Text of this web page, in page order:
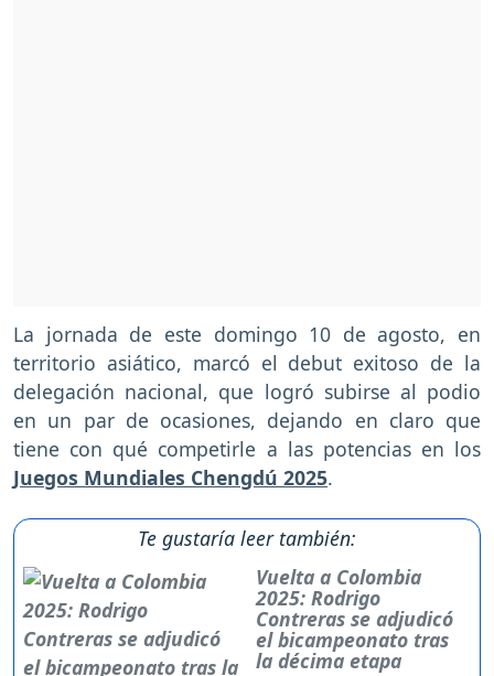
La jornada de este domingo 10 de agosto, en
territorio asiático, marcó el debut exitoso de la
delegación nacional, que logró subirse al podio
en un par de ocasiones, dejando en claro que
tiene con qué competirle a las potencias en los
Juegos Mundiales Chengdú 2025.
Te gustaría leer también:
Vuelta a Colombia
2025: Rodrigo
Contreras se adjudicó
el bicampeonato tras
la décima etapa